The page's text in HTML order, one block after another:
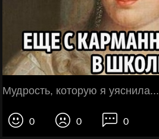
Мудрость, которую я уяснила...
0 0 0